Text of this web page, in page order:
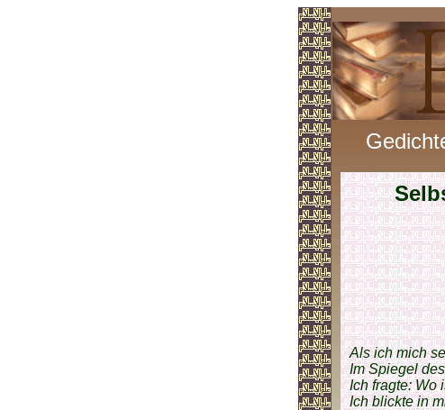
Als ich mich
Im Spiegel
Ich fragte: Wo
Ich blickte in